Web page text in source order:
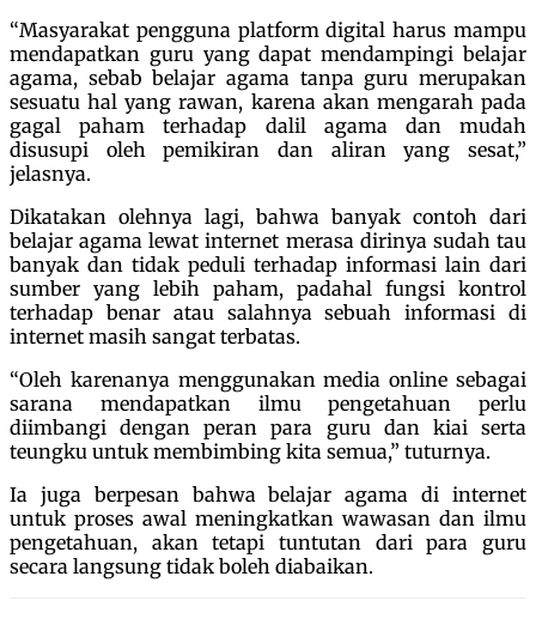
“Masyarakat pengguna platform digital harus mampu
mendapatkan guru yang dapat mendampingi belajar
agama, sebab belajar agama tanpa guru merupakan
sesuatu hal yang rawan, karena akan mengarah pada
gagal paham terhadap dalil agama dan mudah
disusupi oleh pemikiran dan aliran yang sesat,”
jelasnya.
Dikatakan olehnya lagi, bahwa banyak contoh dari
belajar agama lewat internet merasa dirinya sudah tau
banyak dan tidak peduli terhadap informasi lain dari
sumber yang lebih paham, padahal fungsi kontrol
terhadap benar atau salahnya sebuah informasi di
internet masih sangat terbatas.
“Oleh karenanya menggunakan media online sebagai
sarana mendapatkan ilmu pengetahuan perlu
diimbangi dengan peran para guru dan kiai serta
teungku untuk membimbing kita semua,” tuturnya.
Ia juga berpesan bahwa belajar agama di internet
untuk proses awal meningkatkan wawasan dan ilmu
pengetahuan, akan tetapi tuntutan dari para guru
secara langsung tidak boleh diabaikan.